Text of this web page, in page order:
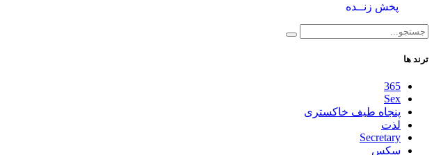
پخش زنــده
ترند ها
365
Sex
پنجاه طیف خاکستری
لذت
Secretary
سکس